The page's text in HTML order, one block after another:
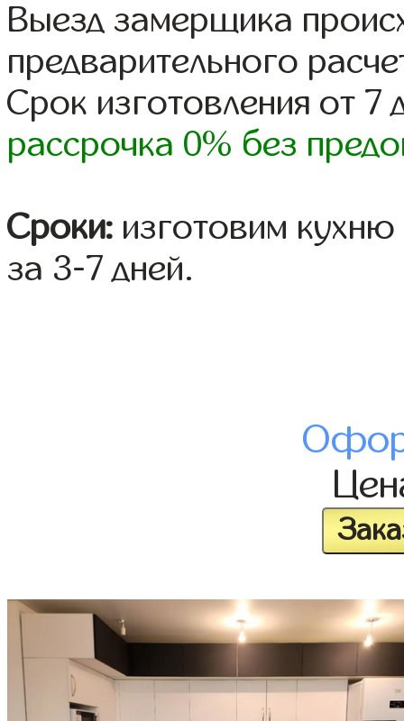
Выезд замерщика
предварительного
Срок изготовления от 7
рассрочка 0% без
Сроки: изготовим
за 3-7 дней.